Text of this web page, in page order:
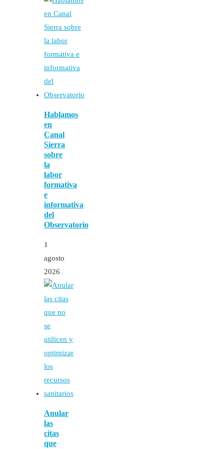
Hablamos
en
Canal
Sierra
sobre
la
labor
formativa
e
informativa
del
Observatorio
1
agosto
2026
Anular
las
citas
que